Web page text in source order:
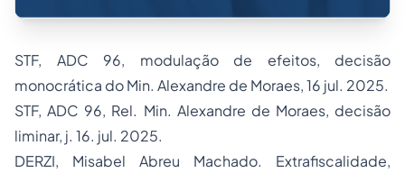
STF, ADC 96, modulação de efeitos, decisão
monocrática do Min. Alexandre de Moraes, 16 jul. 2025.
STF, ADC 96, Rel. Min. Alexandre de Moraes, decisão
liminar, j. 16. jul. 2025.
DERZI, Misabel Abreu Machado. Extrafiscalidade,